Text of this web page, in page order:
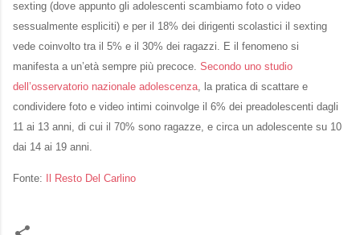
sexting (dove appunto gli adolescenti scambiamo foto o video
sessualmente espliciti) e per il 18% dei dirigenti scolastici il sexting
vede coinvolto tra il 5% e il 30% dei ragazzi. E il fenomeno si
manifesta a un’età sempre più precoce. Secondo uno studio
dell’osservatorio nazionale adolescenza , la pratica di scattare e
condividere foto e video intimi coinvolge il 6% dei preadolescenti dagli
11 ai 13 anni, di cui il 70% sono ragazze, e circa un adolescente su 10
dai 14 ai 19 anni.
Fonte: Il Resto Del Carlino